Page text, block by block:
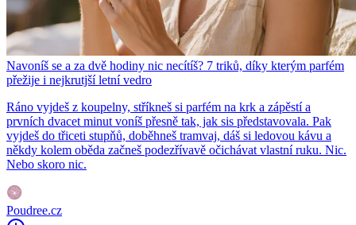
Navoníš se a za dvě hodiny nic necítíš? 7 triků, díky kterým parfém
přežije i nejkrutjší letní vedro
Ráno vyjdeš z koupelny, stříkneš si parfém na krk a zápěstí a
prvních dvacet minut voníš přesně tak, jak sis představovala. Pak
vyjdeš do třiceti stupňů, doběhneš tramvaj, dáš si ledovou kávu a
někdy kolem oběda začneš podezřívavě očichávat vlastní ruku. Nic.
Nebo skoro nic.
Poudree.cz